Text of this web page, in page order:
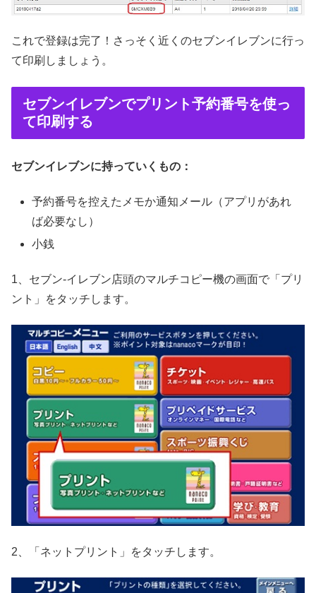
これで登録は完了！さっそく近くのセブンイレブンに行っ
て印刷しましょう。
セブンイレブンでプリント予約番号を使っ
て印刷する
セブンイレブンに持っていくもの：
予約番号を控えたメモか通知メール（アプリがあれ
ば必要なし）
小銭
1、セブン‐イレブン店頭のマルチコピー機の画面で「プリ
ント」をタッチします。
2、「ネットプリント」をタッチします。